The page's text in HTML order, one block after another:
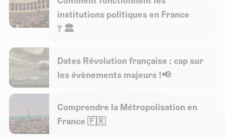
institutions politiques en France
? 🏛️
Dates Révolution française : cap sur
les évènements majeurs !📢
Comprendre la Métropolisation en
France 🇫🇷